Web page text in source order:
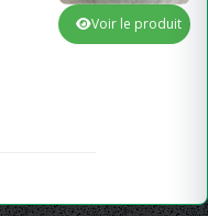
Voir le produit